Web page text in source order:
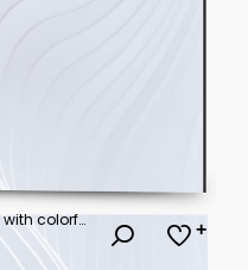
man on a boat in the outer space with colorful cloud,illustration